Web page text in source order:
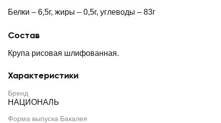
Белки – 6,5г, жиры – 0,5г, углеводы – 83г
Состав
Крупа рисовая шлифованная.
Характеристики
Бренд
НАЦИОНАЛЬ
Форма выпуска Бакалея